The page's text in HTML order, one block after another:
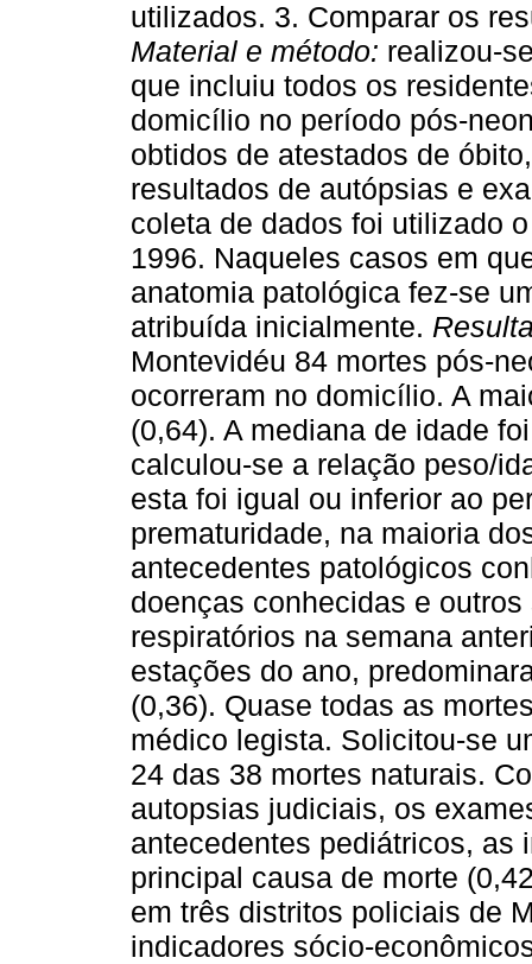
utilizados. 3. Comparar os
Material e método: realizou-
que incluiu todos os
domicílio no período pós-
obtidos de atestados de
resultados de autópsias e
coleta de dados foi utilizado
1996. Naqueles casos em
anatomia patológica fez-se
atribuída inicialmente.
Montevidéu 84 mortes pós-
ocorreram no domicílio. A
(0,64). A mediana de idade
calculou-se a relação peso/
esta foi igual ou inferior ao
prematuridade, na maioria
antecedentes patológicos
doenças conhecidas e
respiratórios na semana
estações do ano,
(0,36). Quase todas as
médico legista. Solicitou-se
24 das 38 mortes naturais.
autopsias judiciais, os
antecedentes pediátricos, as
principal causa de morte
em três distritos policiais de
indicadores sócio-